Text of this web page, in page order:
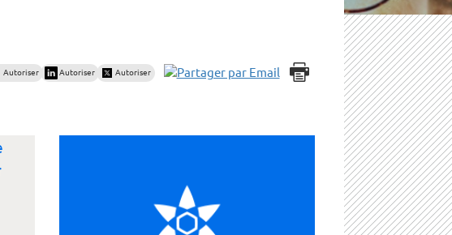
Autoriser Autoriser Autoriser